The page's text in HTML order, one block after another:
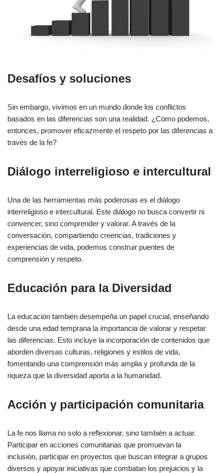
Desafíos y soluciones
Sin embargo, vivimos en un mundo donde los conflictos
basados en las diferencias son una realidad. ¿Cómo podemos,
entonces, promover eficazmente el respeto por las diferencias a
través de la fe?
Diálogo interreligioso e intercultural
Una de las herramientas más poderosas es el diálogo
interreligioso e intercultural. Este diálogo no busca convertir ni
convencer, sino comprender y valorar. A través de la
conversación, compartiendo creencias, tradiciones y
experiencias de vida, podemos construir puentes de
comprensión y respeto.
Educación para la Diversidad
La educación también desempeña un papel crucial, enseñando
desde una edad temprana la importancia de valorar y respetar
las diferencias. Esto incluye la incorporación de contenidos que
aborden diversas culturas, religiones y estilos de vida,
fomentando una comprensión más amplia y profunda de la
riqueza que la diversidad aporta a la humanidad.
Acción y participación comunitaria
La fe nos llama no solo a reflexionar, sino también a actuar.
Participar en acciones comunitarias que promuevan la
inclusión, participar en proyectos que buscan integrar a grupos
diversos y apoyar iniciativas que combatan los prejuicios y la